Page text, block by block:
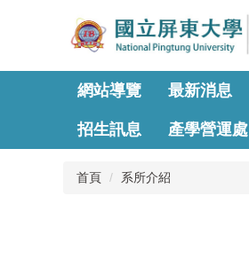
要
網站導覽 最新消息
招生訊息 產學營運處
首頁 系所介紹